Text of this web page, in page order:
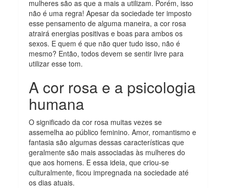
mulheres são as que a mais a utilizam. Porém, isso
não é uma regra! Apesar da sociedade ter imposto
esse pensamento de alguma maneira, a cor rosa
atrairá energias positivas e boas para ambos os
sexos. E quem é que não quer tudo isso, não é
mesmo? Então, todos devem se sentir livre para
utilizar esse tom.
A cor rosa e a psicologia
humana
O significado da cor rosa muitas vezes se
assemelha ao público feminino. Amor, romantismo e
fantasia são algumas dessas características que
geralmente são mais associadas às mulheres do
que aos homens. E essa ideia, que criou-se
culturalmente, ficou impregnada na sociedade até
os dias atuais.